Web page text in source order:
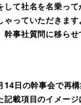
て社名を名乗っ
っていただきま
事社質問に移ら
日の幹事会で再
載項目のイメー